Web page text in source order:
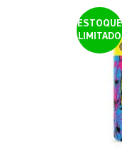
ESTOQUE
LIMITADO